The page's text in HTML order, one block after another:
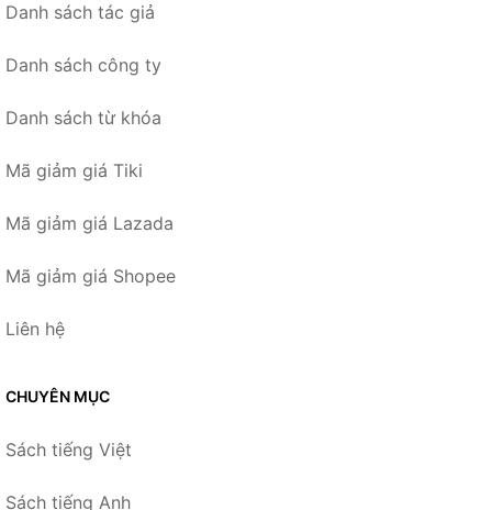
Danh sách tác giả
Danh sách công ty
Danh sách từ khóa
Mã giảm giá Tiki
Mã giảm giá Lazada
Mã giảm giá Shopee
Liên hệ
CHUYÊN MỤC
Sách tiếng Việt
Sách tiếng Anh